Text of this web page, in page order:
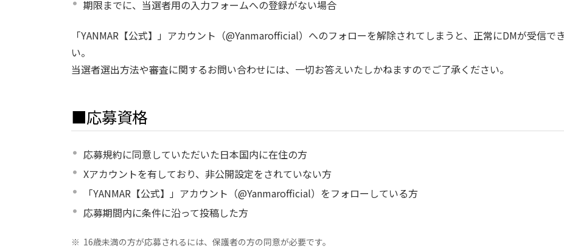
期限までに、当選者用の入力フォームへの登録がない場合
「YANMAR【公式】」アカウント（@Yanmarofficial）へのフォローを解除されてしまうと、正常にDMが受信
い。
当選者選出方法や審査に関するお問い合わせには、一切お答えいたしかねますのでご了承ください。
■応募資格
応募規約に同意していただいた日本国内に在住の方
Xアカウントを有しており、非公開設定をされていない方
「YANMAR【公式】」アカウント（@Yanmarofficial）をフォローしている方
応募期間内に条件に沿って投稿した方
※ 16歳未満の方が応募されるには、保護者の方の同意が必要です。